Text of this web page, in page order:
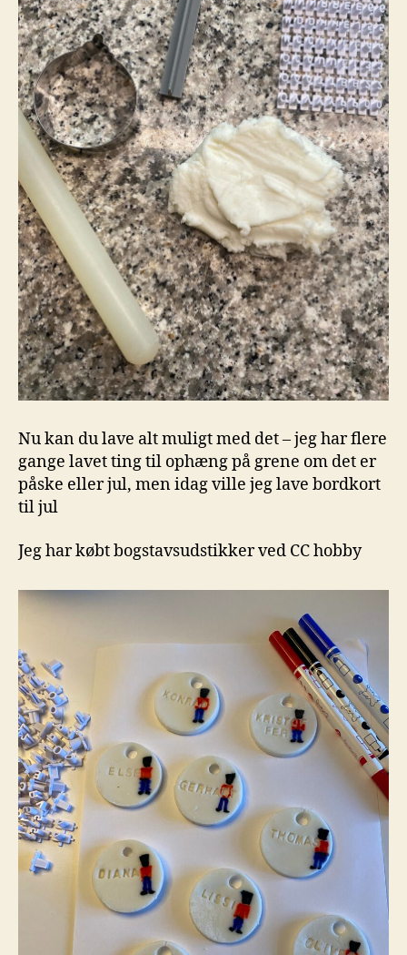
Nu kan du lave alt muligt med det – jeg har flere
gange lavet ting til ophæng på grene om det er
påske eller jul, men idag ville jeg lave bordkort
til jul
Jeg har købt bogstavsudstikker ved CC hobby